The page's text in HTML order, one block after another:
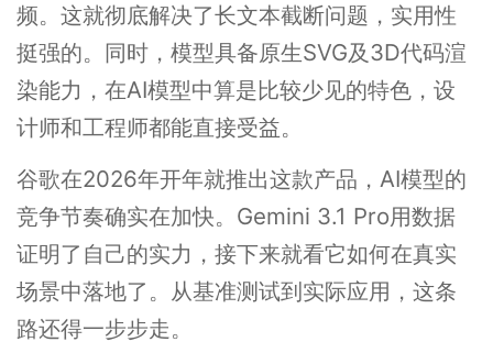
频。这就彻底解决了长文本截断问题，实用性
挺强的。同时，模型具备原生SVG及3D代码渲
染能力，在AI模型中算是比较少见的特色，设
计师和工程师都能直接受益。
谷歌在2026年开年就推出这款产品，AI模型的
竞争节奏确实在加快。Gemini 3.1 Pro用数据
证明了自己的实力，接下来就看它如何在真实
场景中落地了。从基准测试到实际应用，这条
路还得一步步走。